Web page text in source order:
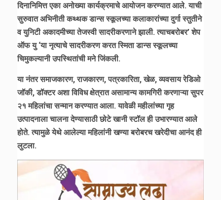
दिनानिमित्त एका अनोख्या कार्यक्रमाचे आयोजन करण्यात आले. याची
सुरुवात अभिनीती कथ्थक डान्स स्कूलच्या कलाकारांच्या दुर्गा स्तुतीने
व युनिटी अकादमीच्या तेजस्वी सादरीकरणाने झाली. त्याचबरोबर’ शेप
ऑफ यु ‘या नृत्याचे सादरीकरण करत स्मिता डान्स स्कूलच्या
चिमुकल्यानी उपस्थितांची मने जिंकली.
या नंतर समाजकारण, राजकारण, पत्रकारिता, खेळ, व्यवसाय रेडिओ
जॉकी, डॉक्टर अशा विविध क्षेत्रात असामान्य कामगिरी करणाऱ्या सुपर
२१ महिलांचा सन्मान करण्यात आला. यावेळी महीलांच्या गृह
उत्पादनाला चालना देण्यासाठी छोटे खानी स्टॉल ही उभारण्यात आले
होते. त्यामुळे येथे आलेल्या महिलांनी खण्या बरोबरच खरेदीचा आनंद ही
लुटला.